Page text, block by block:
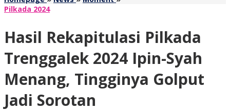
2024
Syah
Menang,
Tingginya
Golput
Pilkada 2024
Hasil Rekapitulasi Pilkada
Trenggalek 2024 Ipin-Syah
Menang, Tingginya Golput
Jadi Sorotan